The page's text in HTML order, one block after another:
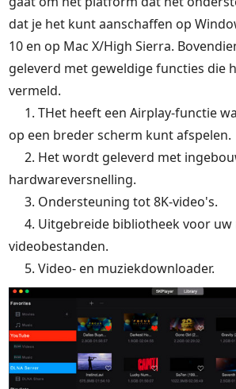
dat je het kunt aanschaffen op
10 en op Mac X/High Sierra.
geleverd met geweldige functies die
vermeld.
1. THet heeft een Airplay-functie
op een breder scherm kunt afspelen.
2. Het wordt geleverd met
hardwareversnelling.
3. Ondersteuning tot 8K-video's.
4. Uitgebreide bibliotheek voor uw
videobestanden.
5. Video- en muziekdownloader.